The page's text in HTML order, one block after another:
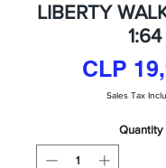
LIBERTY
1:64
CLP
Sales Tax
Quantity